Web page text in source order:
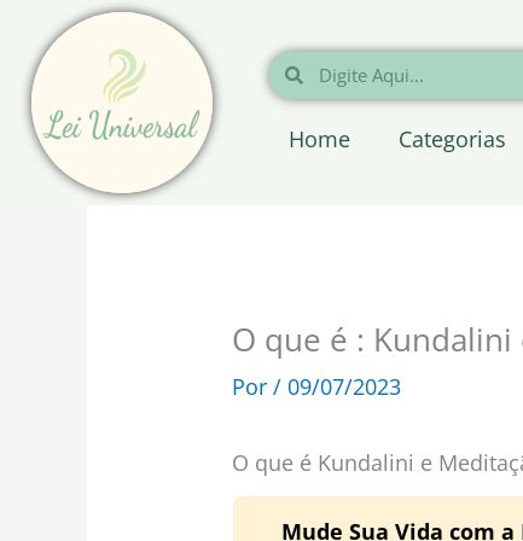
para
conteúdo
Pesquisar
Pesquisar
Home Categorias
O que é : Kundalini
Por/ 09/07/2023
O que é Kundalini e
Mude Sua Vida com